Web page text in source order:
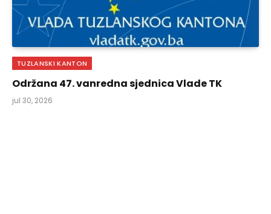
TUZLANSKI KANTON
Održana 47. vanredna sjednica Vlade TK
jul 30, 2026